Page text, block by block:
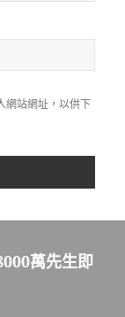
網站網址，以供下
萬先生即